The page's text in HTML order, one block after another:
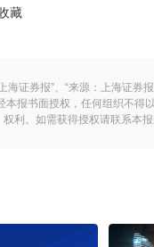
藏
海证券报”、“来源：上海证券
本报书面授权，任何组织不得
权利。如需获得授权请联系本